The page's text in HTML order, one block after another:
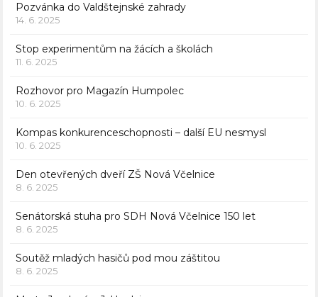
Pozvánka do Valdštejnské zahrady
14. 6. 2025
Stop experimentům na žácích a školách
11. 6. 2025
Rozhovor pro Magazín Humpolec
10. 6. 2025
Kompas konkurenceschopnosti – další EU nesmysl
10. 6. 2025
Den otevřených dveří ZŠ Nová Včelnice
8. 6. 2025
Senátorská stuha pro SDH Nová Včelnice 150 let
8. 6. 2025
Soutěž mladých hasičů pod mou záštitou
8. 6. 2025